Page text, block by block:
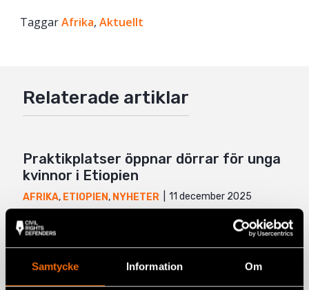
Samtycke Information Om
Facebook
Mail
TaggarAfrika, Aktuellt
Relaterade artiklar
Praktikplatser öppnar dörrar för unga
kvinnor i Etiopien
AFRIKA, ETIOPIEN, NYHETER 11 december 2025
De behöver inte kunna taekwondo: 10
oväntade säkerhetstips från
människorättsförsvarare
AFRIKA,KENYA,NYHETER,SÄKERHET OCH INNOVATION ,